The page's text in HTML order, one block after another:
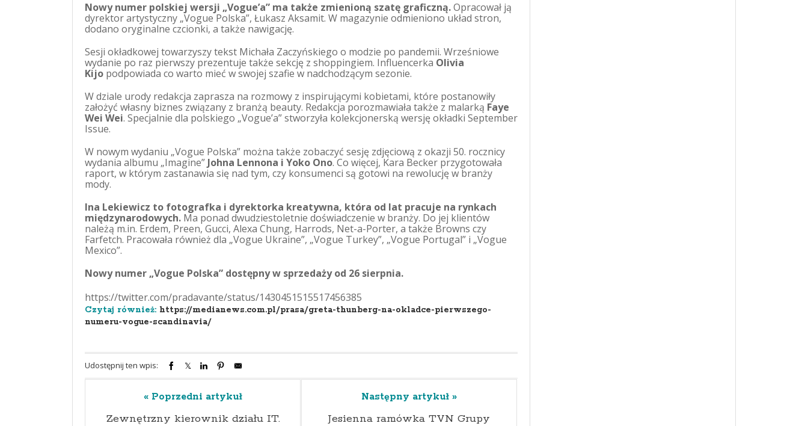
Nowy numer polskiej wersji „Vogue’a” ma także zmienioną szatę graficzną.Opracował ją
dyrektor artystyczny „Vogue Polska”, Łukasz Aksamit. W magazynie odmieniono układ stron,
dodano oryginalne czcionki, a także nawigację.
Sesji okładkowej towarzyszy tekst Michała Zaczyńskiego o modzie po pandemii. Wrześniowe
wydanie po raz pierwszy prezentuje także sekcję z shoppingiem. Influencerka Olivia
Kijo podpowiada co warto mieć w swojej szafie w nadchodzącym sezonie.
W dziale urody redakcja zaprasza na rozmowy z inspirującymi kobietami, które postanowiły
założyć własny biznes związany z branżą beauty. Redakcja porozmawiała także z malarką Faye
Wei Wei. Specjalnie dla polskiego „Vogue’a” stworzyła kolekcjonerską wersję okładki September
Issue.
W nowym wydaniu „Vogue Polska” można także zobaczyć sesję zdjęciową z okazji 50. rocznicy
wydania albumu „Imagine” Johna Lennona i Yoko Ono. Co więcej, Kara Becker przygotowała
raport, w którym zastanawia się nad tym, czy konsumenci są gotowi na rewolucję w branży
mody.
Ina Lekiewicz to fotografka i dyrektorka kreatywna, która od lat pracuje na rynkach
międzynarodowych. Ma ponad dwudziestoletnie doświadczenie w branży. Do jej klientów
należą m.in. Erdem, Preen, Gucci, Alexa Chung, Harrods, Net-a-Porter, a także Browns czy
Farfetch. Pracowała również dla „Vogue Ukraine”, „Vogue Turkey”, „Vogue Portugal” i „Vogue
Mexico”.
Nowy numer „Vogue Polska” dostępny w sprzedaży od 26 sierpnia.
https://twitter.com/pradavante/status/1430451515517456385
Czytaj również: https://medianews.com.pl/prasa/greta-thunberg-na-okladce-pierwszego-
numeru-vogue-scandinavia/
Udostępnij ten wpis:
« Poprzedni artykuł
Zewnętrzny kierownik działu IT.
Następny artykuł »
Jesienna ramówka TVN Grupy